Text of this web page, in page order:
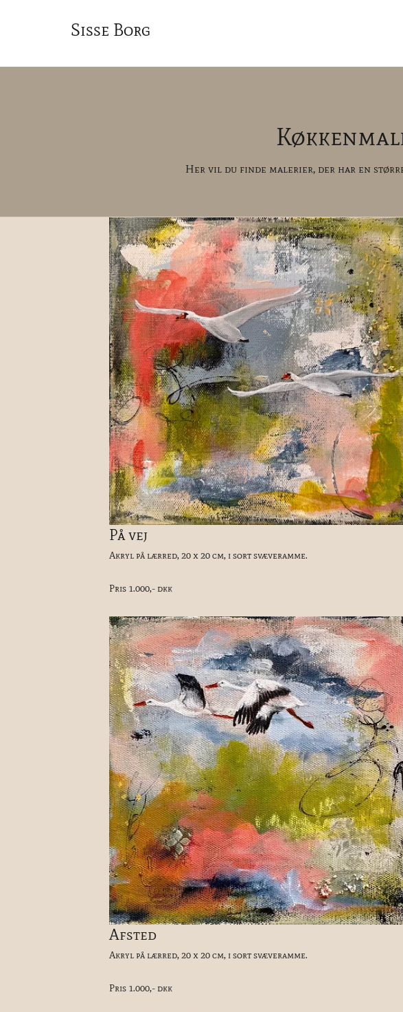
Sisse Borg
Her vil du finde malerier, der har en
På vej
Akryl på lærred, 20 x 20 cm, i sort svæveramme.
Pris 1.000,- dkk
Afsted
Akryl på lærred, 20 x 20 cm, i sort svæveramme.
Pris 1.000,- dkk